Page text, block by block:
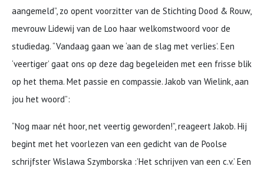
aangemeld”, zo opent voorzitter van de Stichting Dood & Rouw,
mevrouw Lidewij van de Loo haar welkomstwoord voor de
studiedag. “Vandaag gaan we ‘aan de slag met verlies’. Een
‘veertiger’ gaat ons op deze dag begeleiden met een frisse blik
op het thema. Met passie en compassie. Jakob van Wielink, aan
jou het woord”:
“Nog maar nét hoor, net veertig geworden!”, reageert Jakob. Hij
begint met het voorlezen van een gedicht van de Poolse
schrijfster Wislawa Szymborska :’Het schrijven van een c.v.’ Een